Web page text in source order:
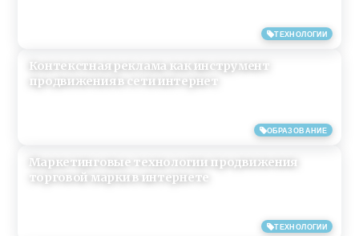
ТЕХНОЛОГИИ
ОБРАЗОВАНИЕ
Контекстная реклама как инструмент
продвижения в сети интернет
ТЕХНОЛОГИИ
Маркетинговые технологии продвижения
торговой марки в интернете